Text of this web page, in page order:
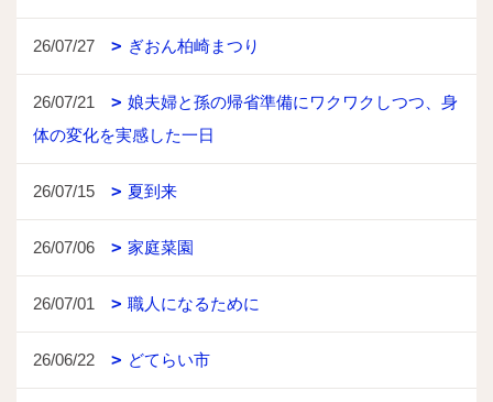
26/07/27 ぎおん柏崎まつり
26/07/21
娘夫婦と孫の帰省準備にワクワクしつつ、身
体の変化を実感した一日
26/07/15 夏到来
26/07/06 家庭菜園
26/07/01 職人になるために
26/06/22 どてらい市